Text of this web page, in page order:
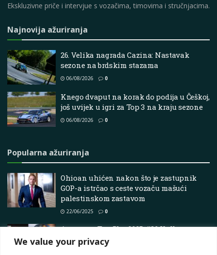
We value your privacy
Ekskluzivne priče i intervjue s vozačima, timovima i stručnjacima.
Najnovija ažuriranja
26. Velika nagrada Cazina: Nastavak
sezone na brdskim stazama
06/08/2026 0
Knego dvaput na korak do podija u Češkoj,
još uvijek u igri za Top 3 na kraju sezone
06/08/2026 0
Popularna ažuriranja
Ohioan uhićen nakon što je zastupnik
GOP-a istrčao s ceste vozaču mašući
palestinskom zastavom
22/06/2025 0
Autosport Top 50 u 2025: #30 Kalle
Rovanperä